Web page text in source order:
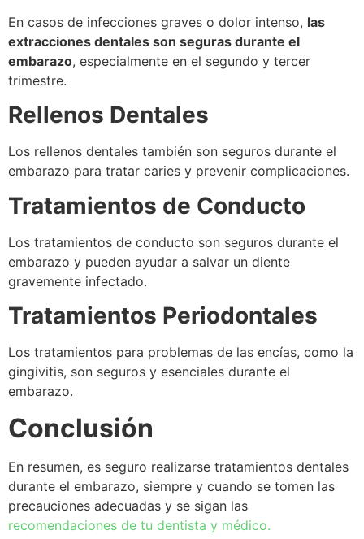
En casos de infecciones graves o dolor intenso, las
extracciones dentales son seguras durante el
embarazo, especialmente en el segundo y tercer
trimestre.
Rellenos Dentales
Los rellenos dentales también son seguros durante el
embarazo para tratar caries y prevenir complicaciones.
Tratamientos de Conducto
Los tratamientos de conducto son seguros durante el
embarazo y pueden ayudar a salvar un diente
gravemente infectado.
Tratamientos Periodontales
Los tratamientos para problemas de las encías, como la
gingivitis, son seguros y esenciales durante el
embarazo.
Conclusión
En resumen, es seguro realizarse tratamientos dentales
durante el embarazo, siempre y cuando se tomen las
precauciones adecuadas y se sigan las
recomendaciones de tu dentista y médico.